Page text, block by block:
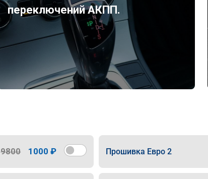
переключений АКПП.
9800 1000 ₽ Прошивка Евро 2